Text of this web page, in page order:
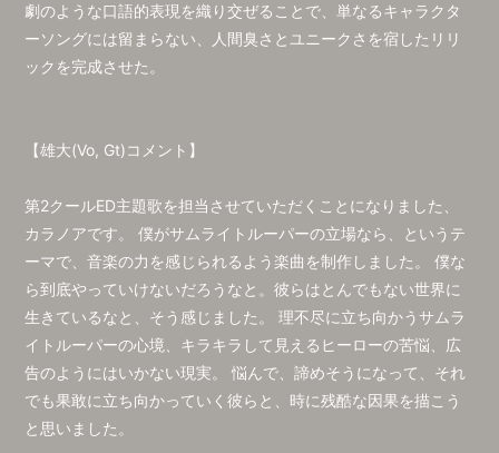
劇のような口語的表現を織り交ぜることで、単なるキャラクタ
ーソングには留まらない、人間臭さとユニークさを宿したリリ
ックを完成させた。
【雄大(Vo, Gt)コメント】
第2クールED主題歌を担当させていただくことになりました、
カラノアです。 僕がサムライトルーパーの立場なら、というテ
ーマで、音楽の力を感じられるよう楽曲を制作しました。 僕な
ら到底やっていけないだろうなと。彼らはとんでもない世界に
生きているなと、そう感じました。 理不尽に立ち向かうサムラ
イトルーパーの心境、キラキラして見えるヒーローの苦悩、広
告のようにはいかない現実。 悩んで、諦めそうになって、それ
でも果敢に立ち向かっていく彼らと、時に残酷な因果を描こう
と思いました。